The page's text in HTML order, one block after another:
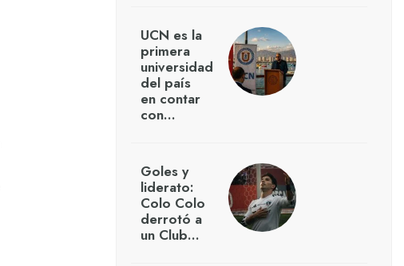
UCN es la
primera
universidad
del país
en contar
con…
Goles y
liderato:
Colo Colo
derrotó a
un Club…